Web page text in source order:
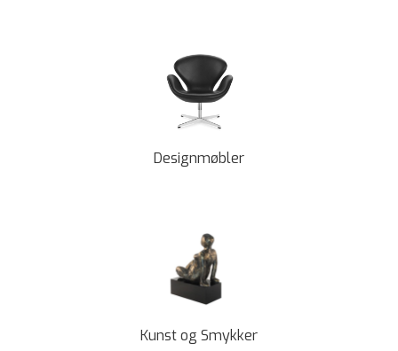
Designmøbler
Kunst og Smykker